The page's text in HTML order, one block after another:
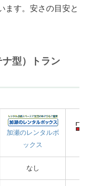
ます。安さの目安と
型）トラン
加瀬のレンタルボ
ックス
なし